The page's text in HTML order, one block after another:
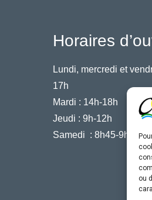
ou
Horaires
Lundi, mercredi et
17h
Mardi : 14h-18h
Jeudi : 9h-12h
Samedi : 8h45-9h45